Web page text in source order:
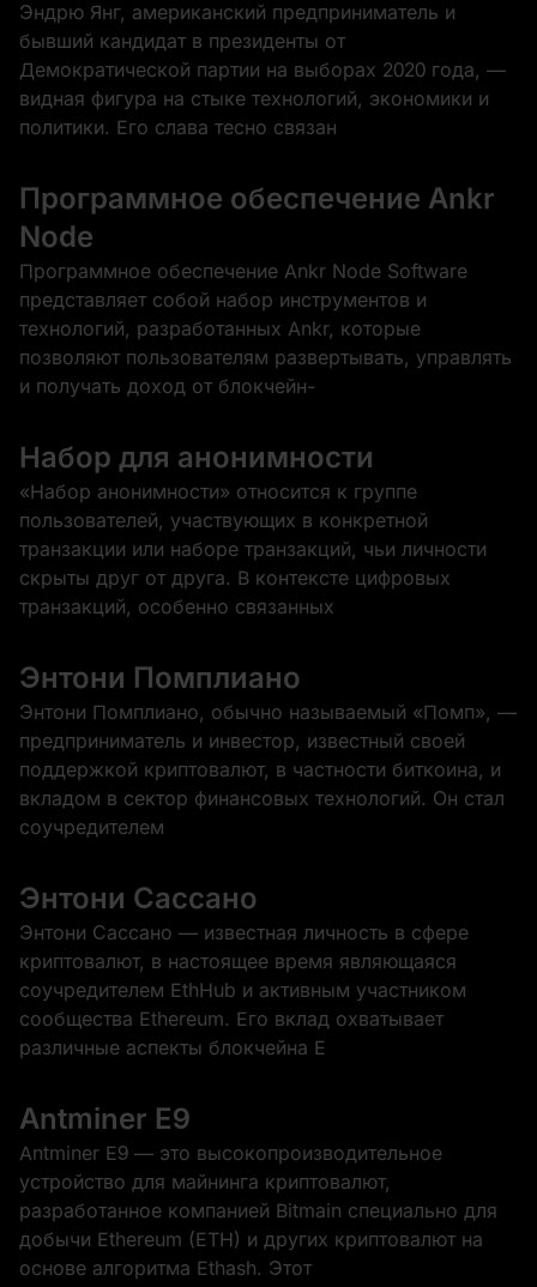
Эндрю Янг, американский предприниматель и
бывший кандидат в президенты от
Демократической партии на выборах 2020 года, —
видная фигура на стыке технологий, экономики и
политики. Его слава тесно связан
Программное обеспечение Ankr
Node
Программное обеспечение Ankr Node Software
представляет собой набор инструментов и
технологий, разработанных Ankr, которые
позволяют пользователям развертывать, управлять
и получать доход от блокчейн-
Набор для анонимности
«Набор анонимности» относится к группе
пользователей, участвующих в конкретной
транзакции или наборе транзакций, чьи личности
скрыты друг от друга. В контексте цифровых
транзакций, особенно связанных
Энтони Помплиано
Энтони Помплиано, обычно называемый «Помп», —
предприниматель и инвестор, известный своей
поддержкой криптовалют, в частности биткоина, и
вкладом в сектор финансовых технологий. Он стал
соучредителем
Энтони Сассано
Энтони Сассано — известная личность в сфере
криптовалют, в настоящее время являющаяся
соучредителем EthHub и активным участником
сообщества Ethereum. Его вклад охватывает
различные аспекты блокчейна E
Antminer E9
Antminer E9 — это высокопроизводительное
устройство для майнинга криптовалют,
разработанное компанией Bitmain специально для
добычи Ethereum (ETH) и других криптовалют на
основе алгоритма Ethash. Этот